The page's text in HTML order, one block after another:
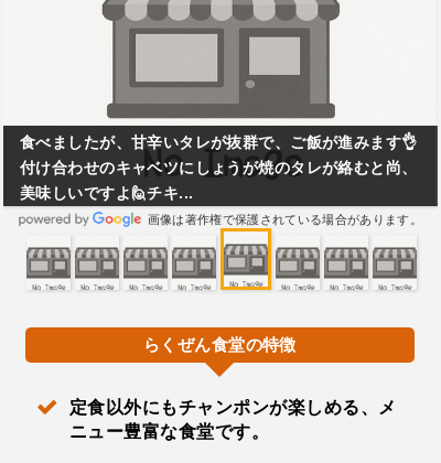
食べましたが、甘辛いタレが抜群で、ご飯が進みます👌
付け合わせのキャベツにしょうが焼のタレが絡むと尚、
美味しいですよ🙋チキ...
画像は著作権で保護されている場合があります。
らくぜん食堂の特徴
定食以外にもチャンポンが楽しめる、メ
ニュー豊富な食堂です。